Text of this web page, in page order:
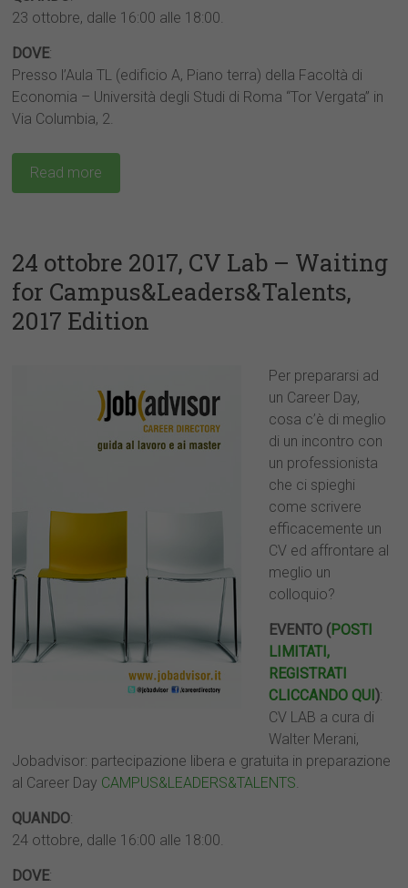
23 ottobre, dalle 16:00 alle 18:00.
DOVE:
Presso l’Aula TL (edificio A, Piano terra) della Facoltà di
Economia – Università degli Studi di Roma “Tor Vergata” in
Via Columbia, 2.
Read more
24 ottobre 2017, CV Lab – Waiting
for Campus&Leaders&Talents,
2017 Edition
Per prepararsi ad
un Career Day,
cosa c’è di meglio
di un incontro con
un professionista
che ci spieghi
come scrivere
efficacemente un
CV ed affrontare al
meglio un
colloquio?
EVENTO ( POSTI
LIMITATI,
REGISTRATI
CLICCANDO QUI ):
CV LAB a cura di
Walter Merani,
Jobadvisor: partecipazione libera e gratuita in preparazione
al Career Day CAMPUS&LEADERS&TALENTS.
QUANDO:
24 ottobre, dalle 16:00 alle 18:00.
DOVE: